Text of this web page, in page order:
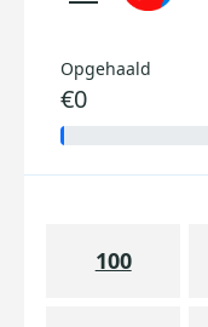
Opgehaald
€0
100